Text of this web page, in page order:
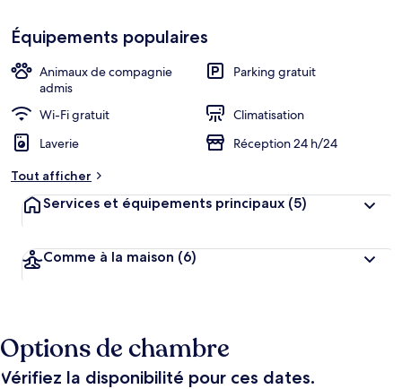
Équipements populaires
Animaux de compagnie
admis
Parking gratuit
Wi-Fi gratuit
Climatisation
Laverie
Réception 24 h/24
Tout afficher
Services et équipements principaux (5)
Comme à la maison (6)
Options de chambre
Vérifiez la disponibilité pour ces dates.